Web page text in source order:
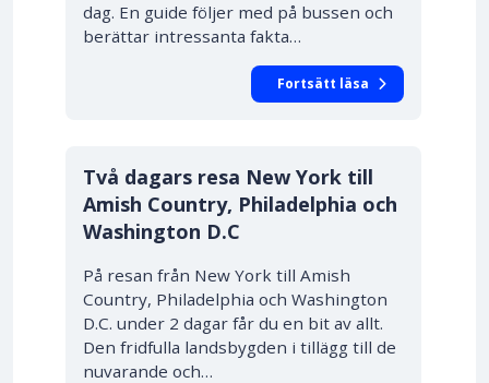
dag. En guide följer med på bussen och
berättar intressanta fakta…
Fortsätt läsa
Två dagars resa New York till
Amish Country, Philadelphia och
Washington D.C
På resan från New York till Amish
Country, Philadelphia och Washington
D.C. under 2 dagar får du en bit av allt.
Den fridfulla landsbygden i tillägg till de
nuvarande och…